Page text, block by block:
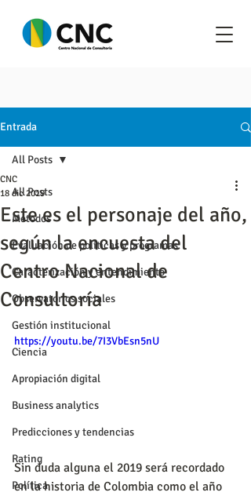
Entrada
All Posts
Metodos
Evaluación de políticas y programas
Caracterización y entendimiento
Observatorios sociales
Gestión institucional
Ciencia
Apropiación digital
Business analytics
Predicciones y tendencias
Rating
Política
All Posts
Este es el personaje del año,
según la encuesta del
Centro Nacional de
Consultoría
CNC
18 dic 2019
https://youtu.be/7I3VbEsn5nU
Sin duda alguna el 2019 será recordado
en la historia de Colombia como el año